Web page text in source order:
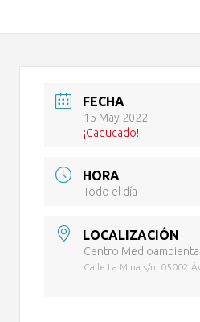
FECHA
15 May 2022
¡Caducado!
HORA
Todo el día
LOCALIZACIÓN
Centro
Calle La Mina s/n, 05002